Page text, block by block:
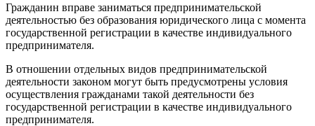
Гражданин вправе заниматься предпринимательской
деятельностью без образования юридического лица с момента
государственной регистрации в качестве индивидуального
предпринимателя.
В отношении отдельных видов предпринимательской
деятельности законом могут быть предусмотрены условия
осуществления гражданами такой деятельности без
государственной регистрации в качестве индивидуального
предпринимателя.